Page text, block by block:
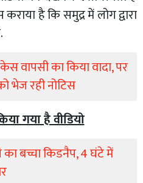
है कि समुद्र में लोग द्वारा
वापसी का किया वादा, पर
भेज रही नोटिस
गया है वीडियो
का बच्चा किडनैप, 4 घंटे में